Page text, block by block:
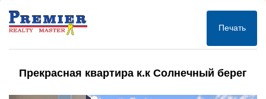
Печать
Прекрасная квартира к.к Солнечный берег